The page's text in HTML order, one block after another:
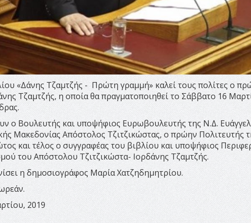
«Δάνης Τζαμτζής - Πρώτη γραμμή» καλεί τους πολίτες ο
Τζαμτζής, η οποία θα πραγματοποιηθεί το Σάββατο 16
ο Βουλευτής και υποψήφιος Ευρωβουλευτής της Ν.Δ.
Μακεδονίας Απόστολος Τζιτζικώστας, ο πρώην Πολιτευτής
και τέλος ο συγγραφέας του βιβλίου και υποψήφιος
του Απόστολου Τζιτζικώστα- Ιορδάνης Τζαμτζής.
η δημοσιογράφος Μαρία Χατζηδημητρίου.
2019